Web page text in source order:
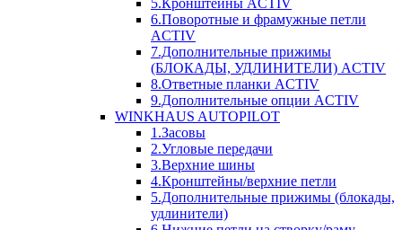
6.Поворотные и фрамужные петли
ACTIV
7.Дополнительные прижимы
(БЛОКАДЫ, УДЛИНИТЕЛИ) ACTIV
8.Ответные планки ACTIV
9.Дополнительные опции ACTIV
WINKHAUS AUTOPILOT
1.Засовы
2.Угловые передачи
3.Верхние шины
4.Кронштейны/верхние петли
5.Дополнительные прижимы (блокады,
удлинители)